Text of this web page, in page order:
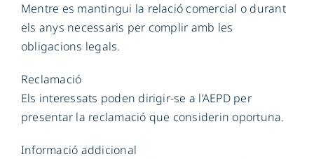
Mentre es mantingui la relació comercial o durant
els anys necessaris per complir amb les
obligacions legals.
Reclamació
Els interessats poden dirigir-se a l’AEPD per
presentar la reclamació que considerin oportuna.
Informació addicional